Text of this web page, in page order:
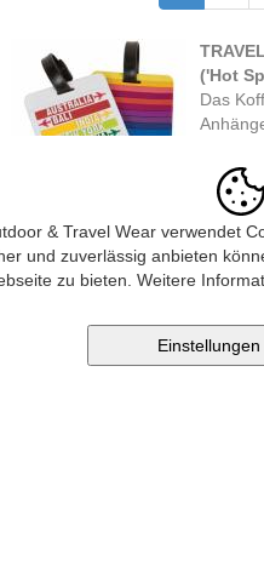
& Travel Wear verwendet
und zuverlässig anbieten
zu bieten. Weitere
('Hot
Das
23.90
Produkte pro Seite